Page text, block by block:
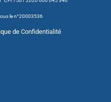
le n°20003536
de Confidentialité